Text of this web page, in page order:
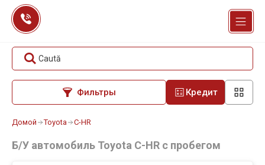
Перейти
содержанию
Caută
Фильтры Кредит
Домой Toyota C-HR
Б/У автомобиль Toyota C-HR с пробегом